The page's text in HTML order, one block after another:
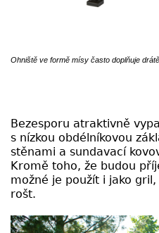
Ohniště ve formě mísy často doplňuje
Bezesporu atraktivně
s nízkou obdélníkovou
stěnami a sundavací
Kromě toho, že budou
možné je použít i jako
rošt.